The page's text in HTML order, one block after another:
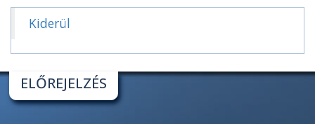
Kiderül
ELŐREJELZÉS